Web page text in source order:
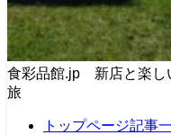
食彩品館.jp 新店と楽し
旅
トップページ記事